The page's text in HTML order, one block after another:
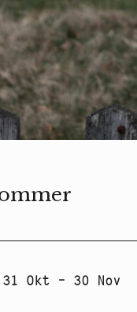
31 Okt – 30 Nov